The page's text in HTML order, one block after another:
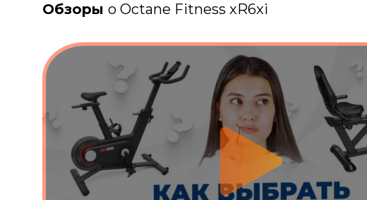
Обзоры о Octane Fitness xR6xi